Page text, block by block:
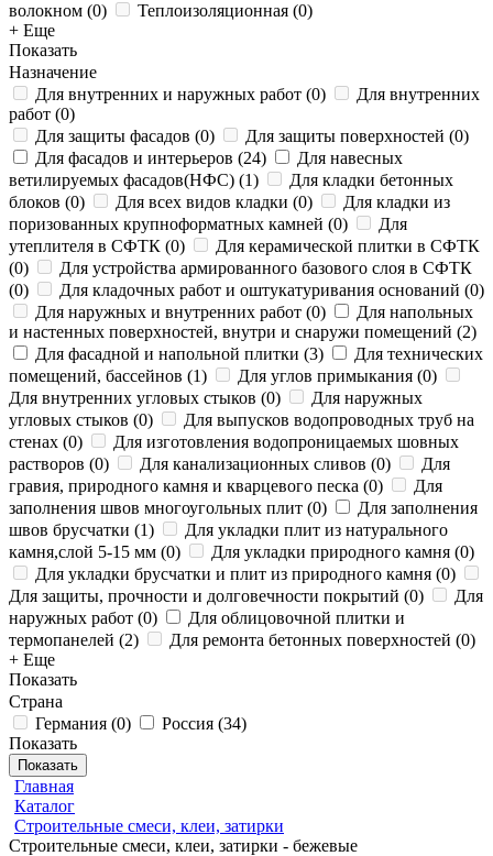
волокном (0) Теплоизоляционная (0)
+ Еще
Показать
Назначение
Для внутренних и наружных работ (0)
Для внутренних
работ (0)
Для защиты фасадов (0) Для защиты поверхностей (0)
Для фасадов и интерьеров (24)
Для навесных
ветилируемых фасадов(НФС) (1)
Для кладки бетонных
блоков (0) Для всех видов кладки (0)
Для кладки из
поризованных крупноформатных камней (0)
Для
утеплителя в СФТК (0)
Для керамической плитки в СФТК
(0)
Для устройства армированного базового слоя в СФТК
(0) Для кладочных работ и оштукатуривания оснований (0)
Для наружных и внутренних работ (0)
Для напольных
и настенных поверхностей, внутри и снаружи помещений (2)
Для фасадной и напольной плитки (3)
Для технических
помещений, бассейнов (1) Для углов примыкания (0)
Для внутренних угловых стыков (0)
Для наружных
угловых стыков (0)
Для выпусков водопроводных труб на
стенах (0)
Для изготовления водопроницаемых шовных
растворов (0) Для канализационных сливов (0)
Для
гравия, природного камня и кварцевого песка (0)
Для
заполнения швов многоугольных плит (0)
Для заполнения
швов брусчатки (1)
Для укладки плит из натурального
камня,слой 5-15 мм (0) Для укладки природного камня (0)
Для укладки брусчатки и плит из природного камня (0)
Для защиты, прочности и долговечности покрытий (0)
Для
наружных работ (0)
Для облицовочной плитки и
термопанелей (2) Для ремонта бетонных поверхностей (0)
+ Еще
Показать
Страна
Германия (0) Россия (34)
Показать
Показать
Главная
Каталог
Строительные смеси, клеи, затирки
Строительные смеси, клеи, затирки - бежевые